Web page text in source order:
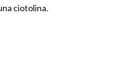
ciotolina.